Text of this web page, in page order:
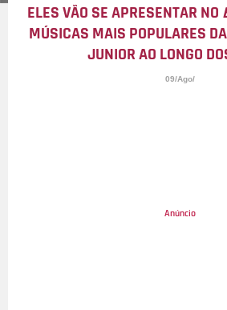
ELES VÃO SE APRESENTAR NO
MÚSICAS MAIS POPULARES
JUNIOR AO LONGO
09/Ago/